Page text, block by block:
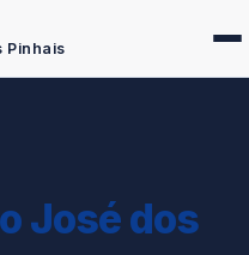
Pinhais
José dos